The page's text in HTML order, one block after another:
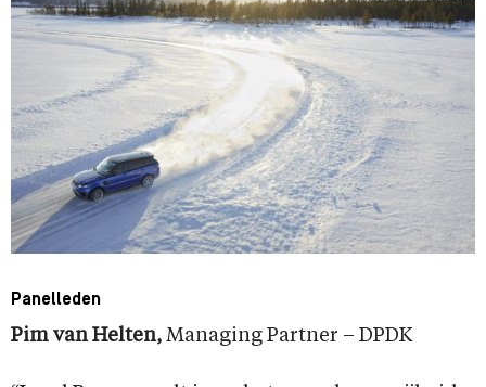
Panelleden
Pim van Helten, Managing Partner – DPDK